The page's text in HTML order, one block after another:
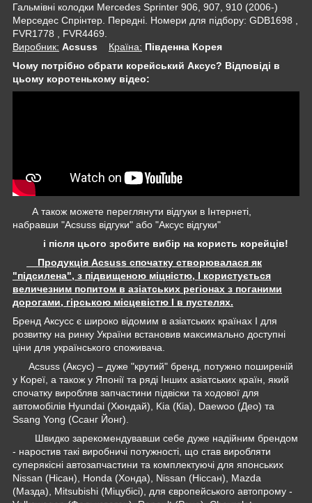
Гальмівні колодки Mercedes Sprinter 906, 907, 910 (2006-)
Мерседес Спрінтер. Передні. Номери для підбору: GDB1698 ,
FVR1778 , FVR4469.
Виробник: Acsuss Крaїна: Південна Корея
Чому потрібно обрати корейський Аксус? Відповіді в
цьому коротенькому відео:
А також можете переглянути відгуки в Інтернеті,
набравши "Acsuss відгуки" або "Аксус відгуки"
і після цього зробите вибір на користь корейців!
Продукція Acsuss спочатку створювалася як
"підсилена", з підвищеною міцністю, І користується
величезним попитом в азіатських регіонах з поганими
дорогами, гірською місцевістю І в пустелях.
Бренд Аксусс є широко відомим в азіатських країнах І для
розвитку на ринку України встановив максимально доступні
ціни для українського споживача.
Acsuss (Аксус) – дуже "крутий" бренд, потужно поширеній
у Кореї, а також у Японії та ряді Інших азіатських країн, який
спочатку виробляв запчастини підвіски та ходової для
автомобілів Hyundai (Хюндай), Kia (Кіа), Daewoo (Део) та
Ssang Yong (Ссанг Йонг).
Швидко зарекомендувавши себе дуже надійним брендом
- наростив такі виробничі потужності, що став виробляти
суперякісні автозапчастини та комплектуючі для японських
Nissan (Нісан), Honda (Хонда), Nissan (Ніссан), Mazda
(Мазда), Mitsubishi (Міцубісі), для європейського автопрому -